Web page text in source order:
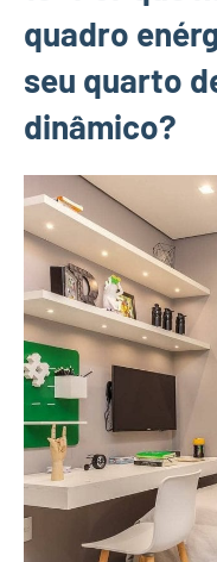
quadro
seu quarto
dinâmico?